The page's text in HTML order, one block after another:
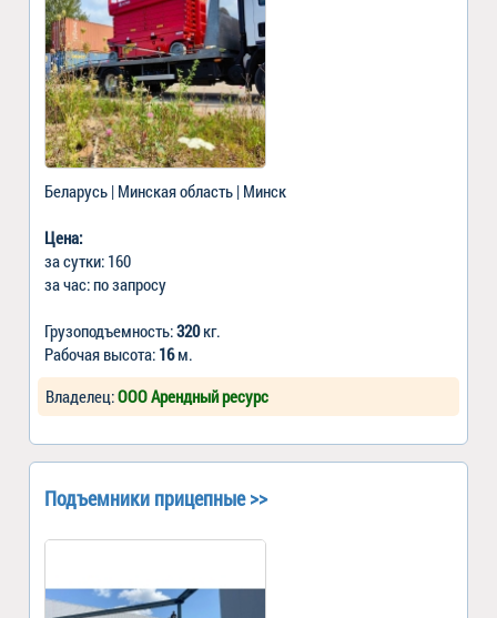
Беларусь | Минская область | Минск
Цена:
за сутки: 160
за час: по запросу
Грузоподъемность:320кг.
Рабочая высота: 16м.
Владелец:ООО Арендный ресурс
Подъемники прицепные >>